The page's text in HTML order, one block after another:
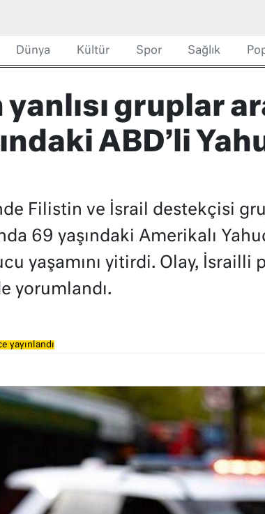
Dünya Kültür Spor Sağlık
gruplar
ABD’li
Filistin ve İsrail destekçisi
69 yaşındaki Amerikalı
yaşamını yitirdi. Olay, İsrailli
yorumlandı.
yayınlandı